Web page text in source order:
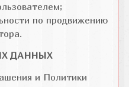
по продвижению
ДАННЫХ
и Политики